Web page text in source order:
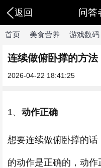
返回 问答
首页 美食营养 游戏数码
连续做俯卧撑的方法
2026-04-22 18:41:25
1、 动作正确
想要连续做俯卧撑的
的动作是正确的，动